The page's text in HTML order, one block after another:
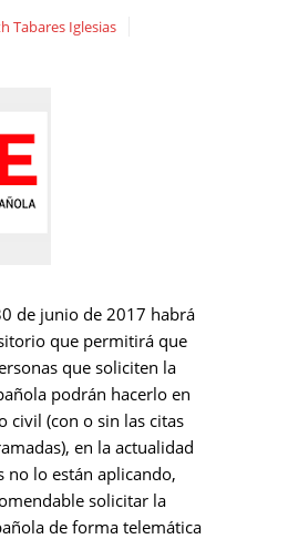
Tabares Iglesias
de junio de 2017 habrá
que permitirá que
que soliciten la
podrán hacerlo en
civil (con o sin las citas
en la actualidad
no lo están aplicando,
solicitar la
de forma telemática